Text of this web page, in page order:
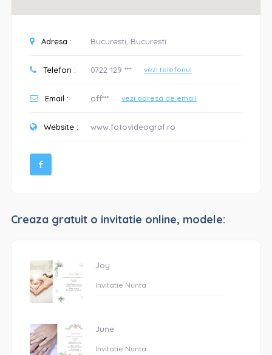
Adresa : Bucuresti, Bucuresti
Telefon : 0722 129 *** vezi telefonul
Email : off*** vezi adresa de email
Website : www.fotovideograf.ro
Creaza gratuit o invitatie online, modele:
Joy
Invitatie Nunta
June
Invitatie Nunta